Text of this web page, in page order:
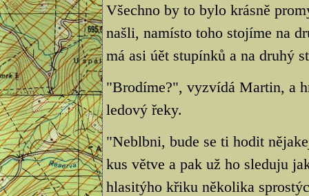
Všechno by to bylo krásně
našli, namísto toho stojíme na
má asi úět stupínků a na druhý
"Brodíme?", vyzvídá Martin, a
ledový řeky.
"Neblbni, bude se ti hodit
kus větve a pak už ho sleduju
hlasitýho křiku několika